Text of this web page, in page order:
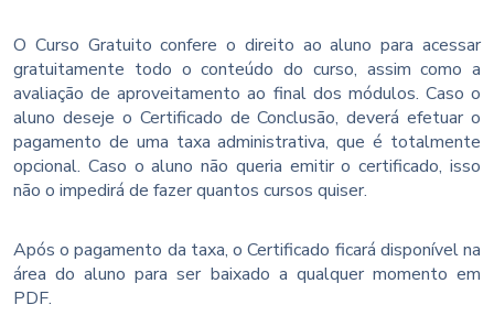
O Curso Gratuito confere o direito ao aluno para acessar
gratuitamente todo o conteúdo do curso, assim como a
avaliação de aproveitamento ao final dos módulos. Caso o
aluno deseje o Certificado de Conclusão, deverá efetuar o
pagamento de uma taxa administrativa, que é totalmente
opcional. Caso o aluno não queria emitir o certificado, isso
não o impedirá de fazer quantos cursos quiser.
Após o pagamento da taxa, o Certificado ficará disponível na
área do aluno para ser baixado a qualquer momento em
PDF.